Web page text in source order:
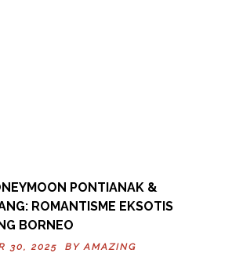
PONTIANAK &
ROMANTISME EKSOTIS
BORNEO
30, 2025 BY AMAZING